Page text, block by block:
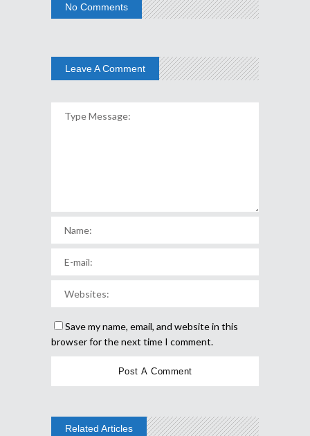
No Comments
Leave A Comment
Save my name, email, and website in this
browser for the next time I comment.
Related Articles